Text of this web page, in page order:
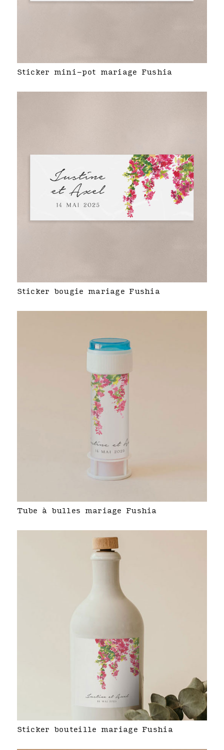
Sticker mini-pot mariage Fushia
Sticker bougie mariage Fushia
Tube à bulles mariage Fushia
Sticker bouteille mariage Fushia